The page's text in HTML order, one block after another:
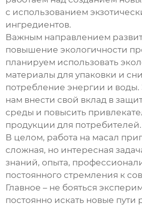
с использованием
ингредиентов.
Важным направлением
повышение экологичности
планируем использовать
материалы для упаковки и
потребление энергии и воды.
нам внести свой вклад в
среды и повысить
продукции для потребителей.
В целом, работа на масал
сложная, но интересная
знаний, опыта,
постоянного стремления к
Главное – не бояться
постоянно искать новые пути